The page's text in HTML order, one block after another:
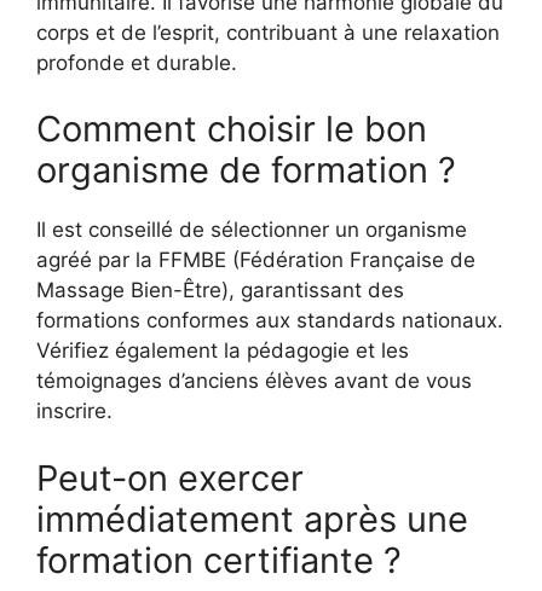
corps et de l’esprit, contribuant à une relaxation
profonde et durable.
Comment choisir le bon
organisme de formation ?
Il est conseillé de sélectionner un organisme
agréé par la FFMBE (Fédération Française de
Massage Bien-Être), garantissant des
formations conformes aux standards nationaux.
Vérifiez également la pédagogie et les
témoignages d’anciens élèves avant de vous
inscrire.
Peut-on exercer
immédiatement après une
formation certifiante ?